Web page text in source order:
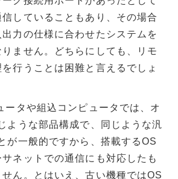
していることもあり、その場合
力の仕様に合わせたシステムを
ません。どちらにしても、リモ
行うことは困難と言えるでしょ
ータや組込コンピュータでは、オ
ような部品構成で、同じような汎
が一般的ですから、搭載するOS
ネットでの通信にも対応したも
ん。とはいえ、古い機種ではOS